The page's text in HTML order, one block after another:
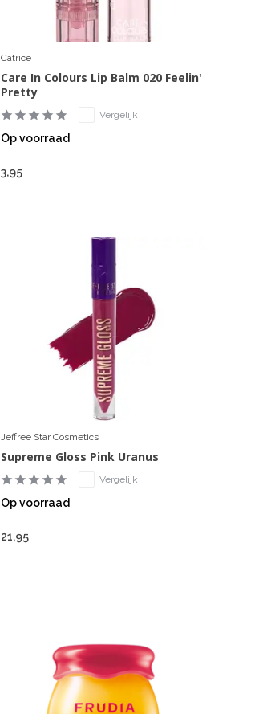
Catrice
Care In Colours Lip Balm 020 Feelin'
Pretty
Vergelijk
Op voorraad
3,95
Jeffree Star Cosmetics
Supreme Gloss Pink Uranus
Vergelijk
Op voorraad
21,95